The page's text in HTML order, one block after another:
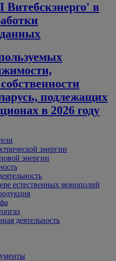
в
подлежащих
в 2026 году
энергии
энергии
естественных монополий
деятельность